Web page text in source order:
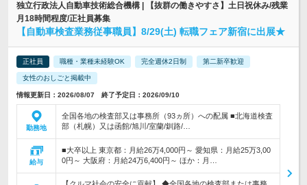
独立行政法人自動車技術総合機構 | 【抜群の働きやすさ】土日祝休み/残業
月18時間程度/正社員募集
【自動車検査業務従事職員】8/29(土) 転職フェア新宿に出展★
正社員 職種・業種未経験OK 完全週休2日制 第二新卒歓迎
女性のおしごと掲載中
情報更新日：2026/08/07 終了予定日：2026/09/10
勤務地
全国各地の検査部又は事務所（93ヵ所）への配属 ■北海道検査
部（札幌）又は函館/旭川/室蘭/釧路/…
給与
■大卒以上 東京都：月給26万4,000円～ 愛知県：月給25万3,00
0円～ 大阪府：月給24万6,400円～ ほか：月…